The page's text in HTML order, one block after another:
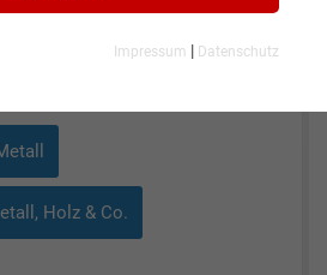
Holz & Co.
Impressum | Datenschutz